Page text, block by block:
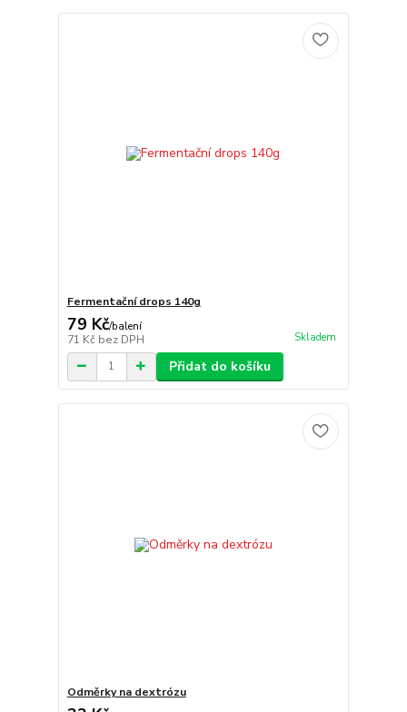
Fermentační drops 140g
79 Kč/balení
71 Kč bez DPH Skladem
Přidat do košíku
Odměrky na dextrózu